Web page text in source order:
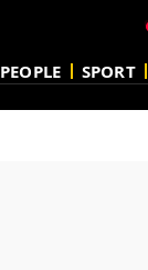
PEOPLE SPORT